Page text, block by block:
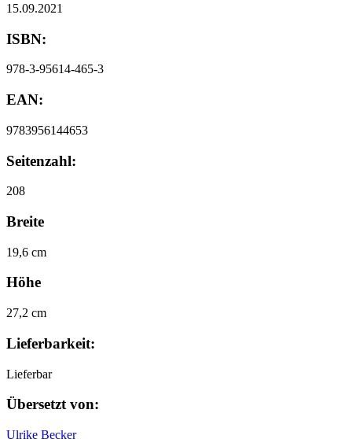
15.09.2021
ISBN:
978-3-95614-465-3
EAN:
9783956144653
Seitenzahl:
208
Breite
19,6 cm
Höhe
27,2 cm
Lieferbarkeit:
Lieferbar
Übersetzt von:
Ulrike Becker